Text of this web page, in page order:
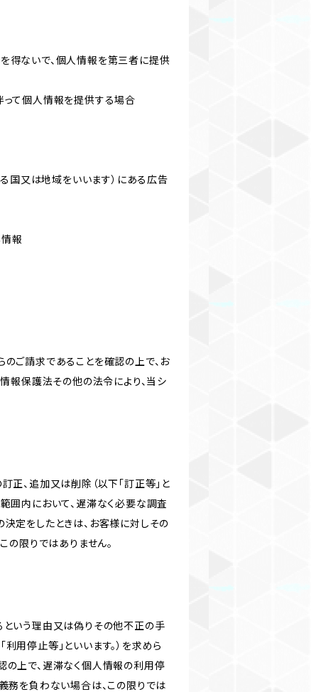
得ないで、個人情報を第三者に提供
って個人情報を提供する場合
国又は地域をいいます）にある広告
報
ご請求であることを確認の上で、お
報保護法その他の法令により、当シ
正、追加又は削除（以下「訂正等」と
囲内において、遅滞なく必要な調査
定をしたときは、お客様に対しその
の限りではありません。
という理由又は偽りその他不正の手
用停止等」といいます。）を求めら
の上で、遅滞なく個人情報の利用停
務を負わない場合は、この限りでは